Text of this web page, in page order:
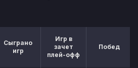
Сыграно
игр
Игр в
зачет
плей-офф
Побед